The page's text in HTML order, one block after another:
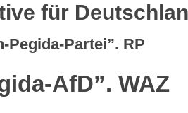
für
Pegida-Partei”. RP
AfD”. WAZ